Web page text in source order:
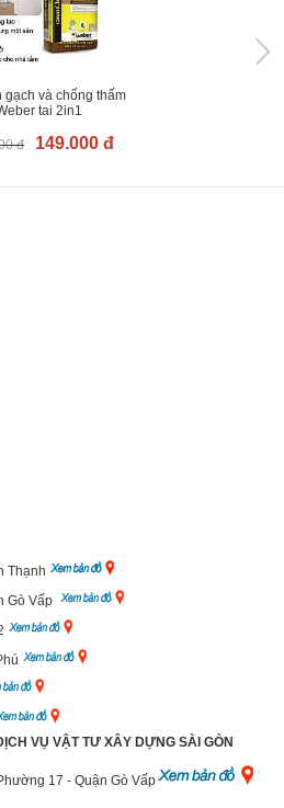
gạch và chống thấm
tai 2in1
đ 149.000 đ
Thạnh
Gò Vấp
VỤ VẬT TƯ XÂY DỰNG SÀI GÒN
17 - Quận Gò Vấp